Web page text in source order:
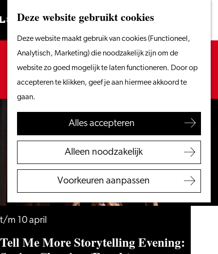
Deze website gebruikt cookies
Deze website maakt gebruik van cookies (Functioneel,
Analytisch, Marketing) die noodzakelijk zijn om de
website zo goed mogelijk te laten functioneren. Door op
accepteren te klikken, geef je aan hiermee akkoord te
gaan.
Alles accepteren
Alleen noodzakelijk
Voorkeuren aanpassen
Ga
naar
homepage
Menu
ZoekenVanaf het water
wandelen
Winkelen
Eten & drinken
Met kinderen
VVV Leiden
Bereikbaarheid
Regio Leiden
Zoeken
Sorry, deze activiteit is niet meer beschikbaar.
Bekijk hetactuele aanbodvoor de beschikbare
opties.
t/m 10 april
Tell Me More Storytelling Evening: